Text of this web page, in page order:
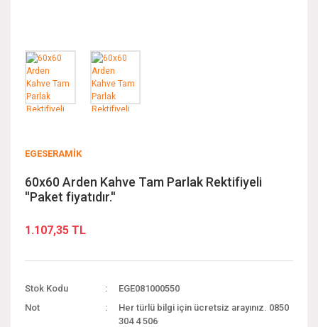
EGESERAMİK
60x60 Arden Kahve Tam Parlak Rektifiyeli
''Paket fiyatıdır.''
1.107,35 TL
Stok Kodu
EGE081000550
Not
Her türlü bilgi için ücretsiz arayınız. 0850
304 4 506